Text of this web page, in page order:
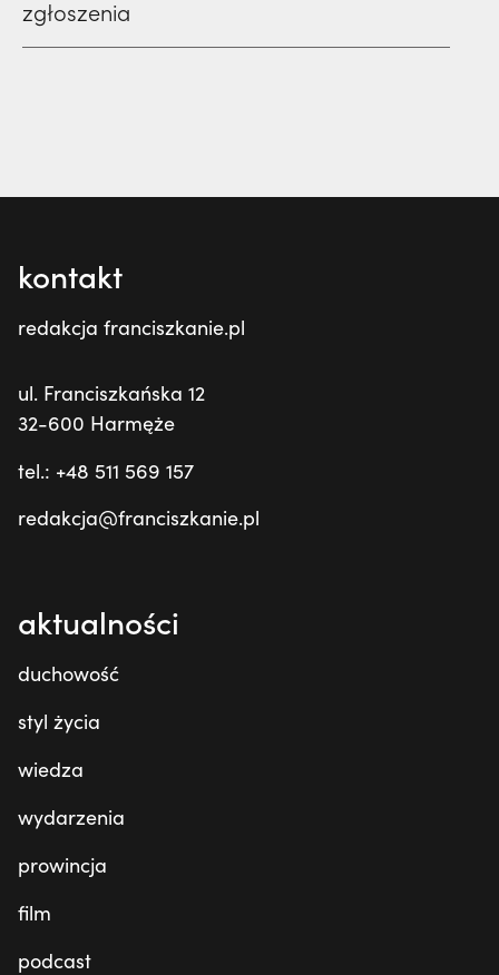
zgłoszenia
kontakt
redakcja franciszkanie.pl
ul. Franciszkańska 12
32-600 Harmęże
tel.: +48 511 569 157
redakcja@franciszkanie.pl
aktualności
duchowość
styl życia
wiedza
wydarzenia
prowincja
film
podcast